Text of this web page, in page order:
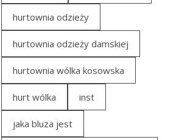
hurtownia odzieży
hurtownia odzieży damskiej
hurtownia wólka kosowska
hurt wólka inst
jaka bluza jest